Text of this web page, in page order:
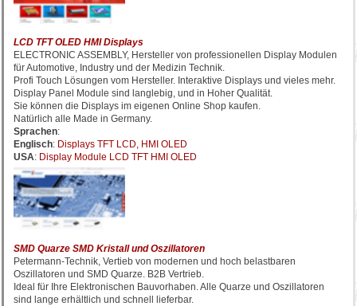
LCD TFT OLED HMI Displays
ELECTRONIC ASSEMBLY, Hersteller von professionellen Display Modulen
für Automotive, Industry und der Medizin Technik.
Profi Touch Lösungen vom Hersteller. Interaktive Displays und vieles mehr.
Display Panel Module sind langlebig, und in Hoher Qualität.
Sie können die Displays im eigenen Online Shop kaufen.
Natürlich alle Made in Germany.
Sprachen:
Englisch: Displays TFT LCD, HMI OLED
USA: Display Module LCD TFT HMI OLED
SMD Quarze SMD Kristall und Oszillatoren
Petermann-Technik, Vertieb von modernen und hoch belastbaren
Oszillatoren und SMD Quarze. B2B Vertrieb.
Ideal für Ihre Elektronischen Bauvorhaben. Alle Quarze und Oszillatoren
sind lange erhältlich und schnell lieferbar.